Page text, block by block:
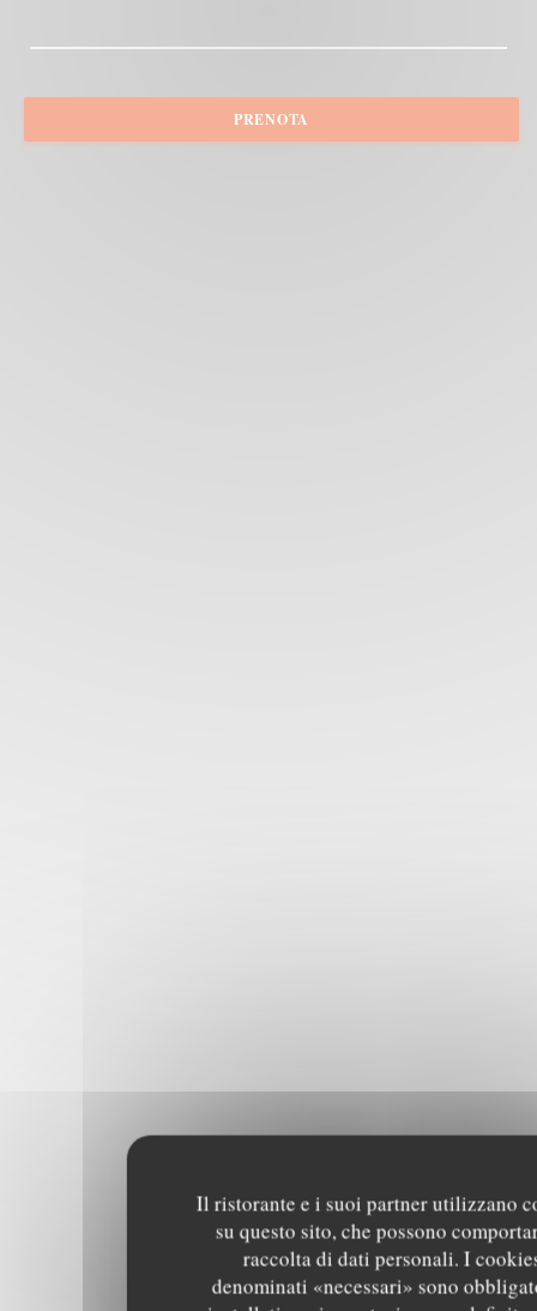
Il ristorante e i suoi partner utilizzano
su questo sito, che possono
raccolta di dati personali. I
denominati «necessari» sono
PRENOTA